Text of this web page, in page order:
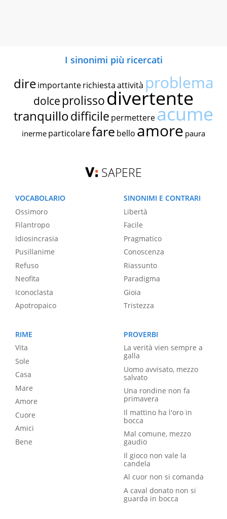
I sinonimi più ricercati
dire importante richiestaattività problema
dolce prolissodivertente
tranquillodifficile permettereacume
inerme particolarefare bello amore paura
SAPERE
VOCABOLARIO
Ossimoro
Filantropo
Idiosincrasia
Pusillanime
Refuso
Neofita
Iconoclasta
Apotropaico
SINONIMI E CONTRARI
Libertà
Facile
Pragmatico
Conoscenza
Riassunto
Paradigma
Gioia
Tristezza
RIME
Vita
Sole
Casa
Mare
Amore
Cuore
Amici
Bene
PROVERBI
La verità vien sempre a
galla
Uomo avvisato, mezzo
salvato
Una rondine non fa
primavera
Il mattino ha l'oro in
bocca
Mal comune, mezzo
gaudio
Il gioco non vale la
candela
Al cuor non si comanda
A caval donato non si
guarda in bocca